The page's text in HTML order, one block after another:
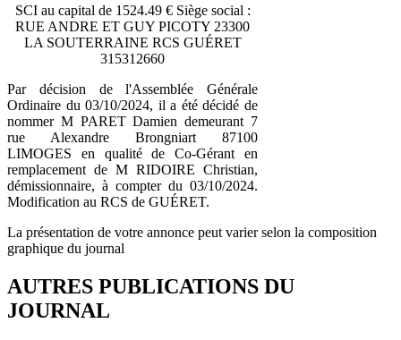
SCI au capital de 1524.49 € Siège social :
RUE ANDRE ET GUY PICOTY 23300
LA SOUTERRAINE RCS GUÉRET
315312660
Par décision de l'Assemblée Générale
Ordinaire du 03/10/2024, il a été décidé de
nommer M PARET Damien demeurant 7
rue Alexandre Brongniart 87100
LIMOGES en qualité de Co-Gérant en
remplacement de M RIDOIRE Christian,
démissionnaire, à compter du 03/10/2024.
Modification au RCS de GUÉRET.
La présentation de votre annonce peut varier selon la composition
graphique du journal
AUTRES PUBLICATIONS DU
JOURNAL